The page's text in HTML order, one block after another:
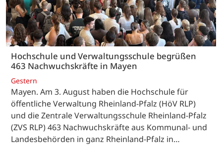
Hochschule und Verwaltungsschule begrüßen
463 Nachwuchskräfte in Mayen
Gestern
Mayen. Am 3. August haben die Hochschule für
öffentliche Verwaltung Rheinland-Pfalz (HöV RLP)
und die Zentrale Verwaltungsschule Rheinland-Pfalz
(ZVS RLP) 463 Nachwuchskräfte aus Kommunal- und
Landesbehörden in ganz Rheinland-Pfalz in…